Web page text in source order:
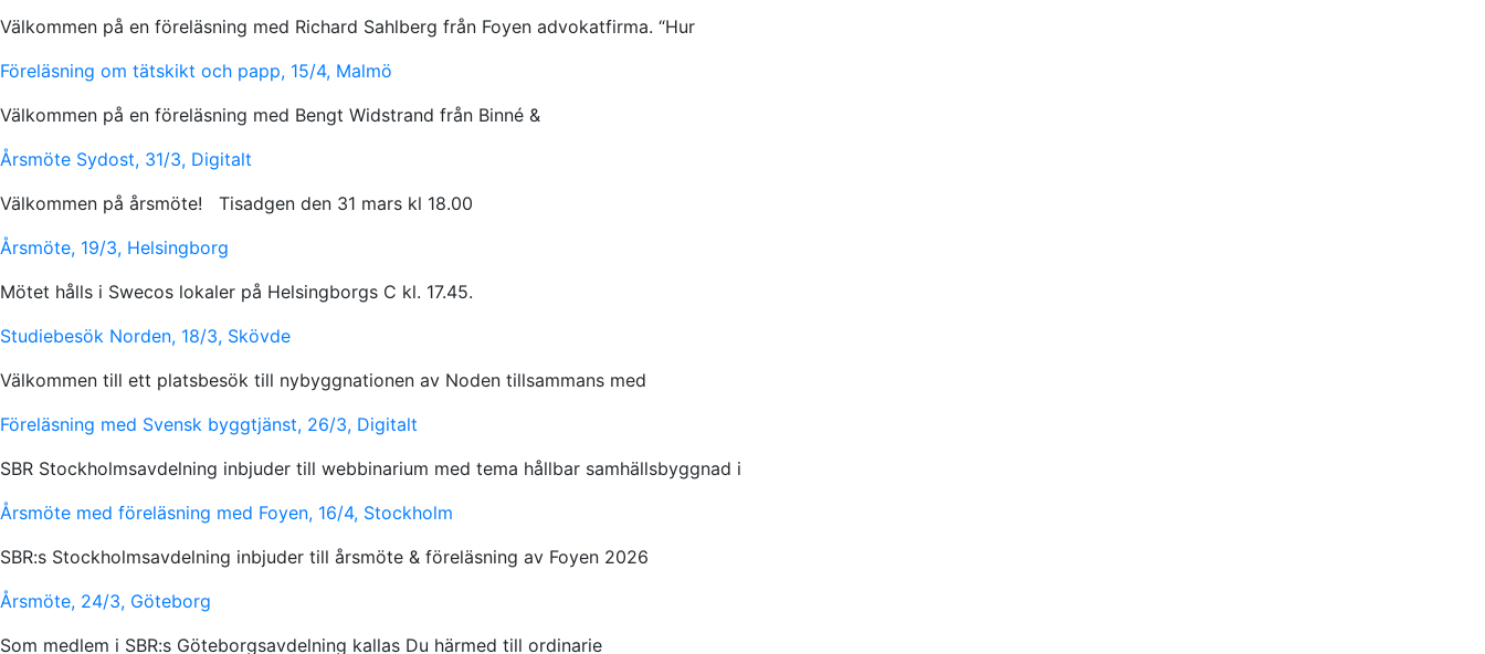
Välkommen på en föreläsning med Richard Sahlberg från Foyen advokatfirma. “Hur
Föreläsning om tätskikt och papp, 15/4, Malmö
Välkommen på en föreläsning med Bengt Widstrand från Binné &
Årsmöte Sydost, 31/3, Digitalt
Välkommen på årsmöte! Tisadgen den 31 mars kl 18.00
Årsmöte, 19/3, Helsingborg
Mötet hålls i Swecos lokaler på Helsingborgs C kl. 17.45.
Studiebesök Norden, 18/3, Skövde
Välkommen till ett platsbesök till nybyggnationen av Noden tillsammans med
Föreläsning med Svensk byggtjänst, 26/3, Digitalt
SBR Stockholmsavdelning inbjuder till webbinarium med tema hållbar samhällsbyggnad i
Årsmöte med föreläsning med Foyen, 16/4, Stockholm
SBR:s Stockholmsavdelning inbjuder till årsmöte & föreläsning av Foyen 2026
Årsmöte, 24/3, Göteborg
Som medlem i SBR:s Göteborgsavdelning kallas Du härmed till ordinarie